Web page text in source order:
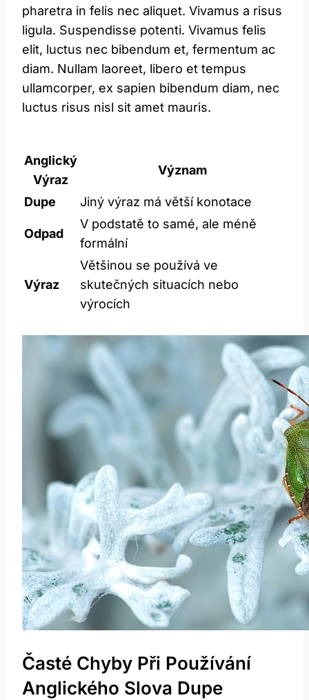
pharetra in felis nec aliquet. Vivamus a risus
ligula. Suspendisse potenti. Vivamus felis
elit, luctus nec bibendum et, fermentum ac
diam. Nullam laoreet, libero et tempus
ullamcorper, ex sapien bibendum diam, nec
luctus risus nisl sit amet mauris.
Anglický
Výraz
Význam
Dupe Jiný výraz má větší konotace
Odpad
V podstatě to samé, ale méně
formální
Výraz
Většinou se používá ve
skutečných situacích nebo
výrocích
Časté Chyby Při Používání
Anglického Slova Dupe